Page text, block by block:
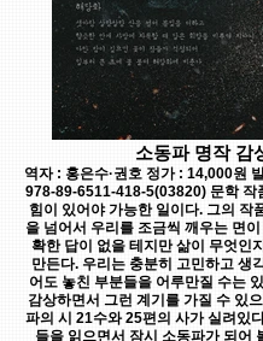
소동파 명작 감
역자 : 홍은수·권호 정가 : 14,000원
978-89-6511-418-5(03820) 문학 작
힘이 있어야 가능한 일이다. 그의 작
을 넘어서 우리를 조금씩 깨우는 면
확한 답이 없을 테지만 삶이 무엇인
만든다. 우리는 충분히 고민하고 생
어도 놓친 부분들을 어루만질 수는
감상하면서 그런 계기를 가질 수 있
파의 시 21수와 25편의 사가 실려있
들을 읽으면서 잠시 소동파가 되어